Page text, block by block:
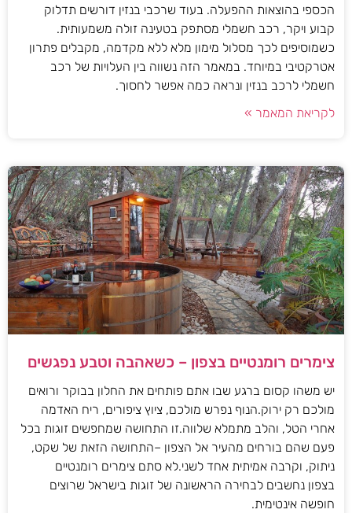
הכספי בהוצאות ההפעלה. בעוד שרכבי בנזין דורשים תדלוק
קבוע ויקר, רכב חשמלי מסתפק בטעינה זולה משמעותית.
כשמוסיפים לכך מסלול מימון מלא ללא מקדמה, מקבלים פתרון
אטרקטיבי במיוחד. במאמר הזה נשווה בין העלויות של רכב
חשמלי לרכב בנזין ונראה כמה אפשר לחסוך.
לקריאת המאמר »
צימרים רומנטיים בצפון – כשאהבה וטבע נפגשים
יש משהו קסום ברגע שבו אתם פותחים את החלון בבוקר ורואים
מולכם רק ירוק.הנוף נפרש מולכם, ציוץ ציפורים, ריח האדמה
אחרי הטל, והלב מתמלא שלווה.זו התחושה שמחפשים זוגות בכל
פעם שהם בורחים מהעיר אל הצפון –התחושה הזאת של שקט,
ניתוק, וקרבה אמיתית אחד לשני.לא סתם צימרים רומנטיים
בצפון נחשבים לבחירה הראשונה של זוגות בישראל שרוצים
חופשה אינטימית.